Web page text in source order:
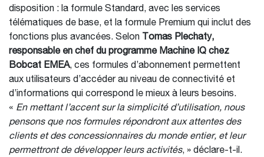
disposition : la formule Standard, avec les services
télématiques de base, et la formule Premium qui inclut des
fonctions plus avancées. Selon
Tomas Plechaty,
responsable en chef du programme Machine IQ chez
Bobcat EMEA, ces formules d’abonnement permettent
aux utilisateurs d’accéder au niveau de connectivité et
d’informations qui correspond le mieux à leurs besoins.
« En mettant l’accent sur la simplicité d’utilisation, nous
pensons que nos formules répondront aux attentes des
clients et des concessionnaires du monde entier, et leur
permettront de développer leurs activités, » déclare-t-il.